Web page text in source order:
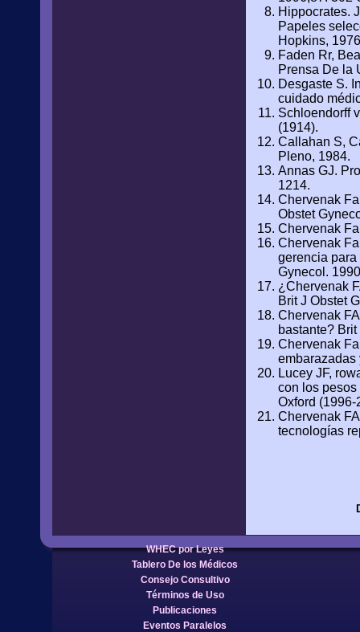
Hippocrates.
Papeles
Hopkins,
Faden Rr,
Prensa De la
Desgaste S.
cuidado
Schloendorff
(1914).
Callahan S,
Pleno, 1984.
Annas GJ.
1214.
Chervenak
Obstet
Chervenak
Chervenak
gerencia para
Gynecol.
¿Chervenak
Brit J Obstet
Chervenak
bastante?
Chervenak
embarazadas
Lucey JF,
con los
Oxford
Chervenak
tecnologías
WHEC por Leyes
Tablero De los Médicos
Consejo Consultivo
Términos de Uso
Publicaciones
Eventos Paralelos